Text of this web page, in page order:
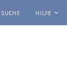
suche hilfe